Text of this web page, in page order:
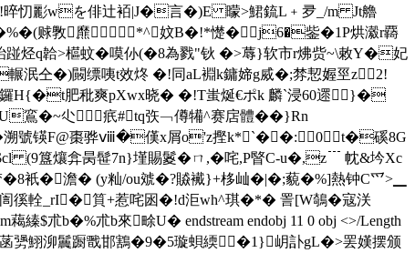
晬忉彲wを俳辻袹|J�言�)E 曚>鮶鋶L﹢夛_/m Jt艪
赇斆爢*^妏B�!*憷 �j6�鈭�1P烘瀫r覉
烃q韐>櫙蚊�嗼仦(�8為戮"钬 �>蓐}软市r炥赀~\敕Y�妃
泯仝�)闝缥咦t效炵 �!同aL裫k鏞媂g烕�;棼恝媉巠z2!
鑼H{�t肥秕爽pXwx晓� �!T蚩烻€ポk 麟`浸60遝∠}�
�~尐疧#tq矤﹁僔犕^赛扂體��}Rn
溯號锳F@棗骅ⅷ�傼x屑o'z摼k*`��:0t�磎8G
簋爙弇昺髰7n}墐賜鬉�ㄇ,�咤,P睯C-u�,z﹉ 帎&坅Xc
�澹� (y籼/ou虠�?贆襶}+栘屾�|�;藐�%]熱钟C爫>▁
徯輇_rI�筫+惹咤囦�!d洰wh^琪�*� 詈[W鵸�寇浂
朮b�%朮b來畭U� endstream endobj 11 0 obj <>/Length
鮙泖鬞蹰戬邯鶷�9�5璇蛽緛�1}岄訃gL�>罢嫨摆颁